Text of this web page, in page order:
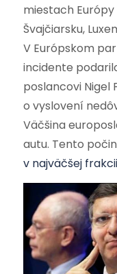
miestach
Švajčiarsku,
V Európskom
incidente
poslancovi
o vyslovení
Väčšina
autu. Tento počin
v najväčšej